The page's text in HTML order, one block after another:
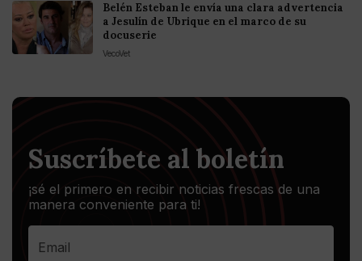
Belén Esteban le envía una clara advertencia
a Jesulín de Ubrique en el marco de su
docuserie
VecoVet
Suscríbete al boletín
¡sé el primero en recibir noticias frescas de una
manera conveniente para ti!